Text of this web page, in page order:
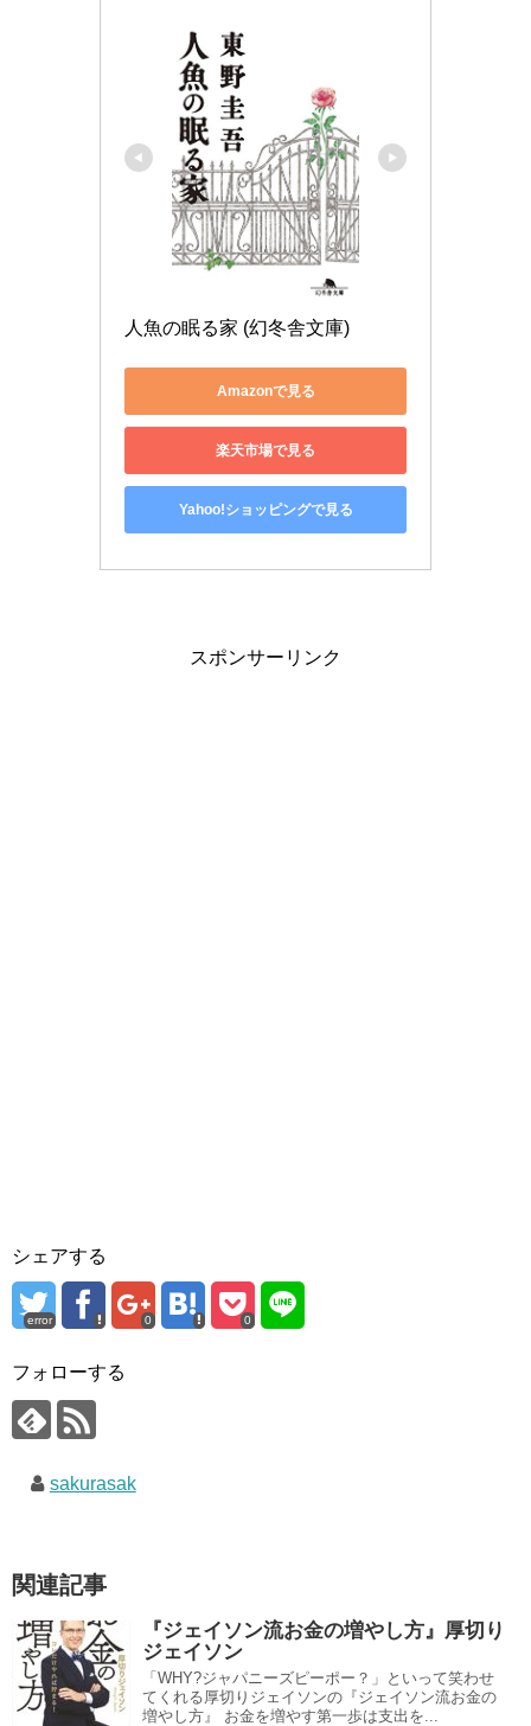
人魚の眠る家 (幻冬舎文庫)
Amazonで見る
楽天市場で見る
Yahoo!ショッピングで見る
スポンサーリンク
シェアする
error 0 0
フォローする
sakurasak
関連記事
『ジェイソン流お金の増やし方』厚切り
ジェイソン
「WHY?ジャパニーズピーポー？」といって笑わせ
てくれる厚切りジェイソンの『ジェイソン流お金の
増やし方』 お金を増やす第一歩は支出を...